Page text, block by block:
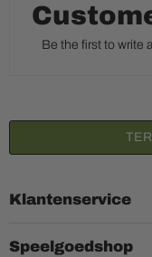
Be the first to write
Klantenservice
Speelgoedshop